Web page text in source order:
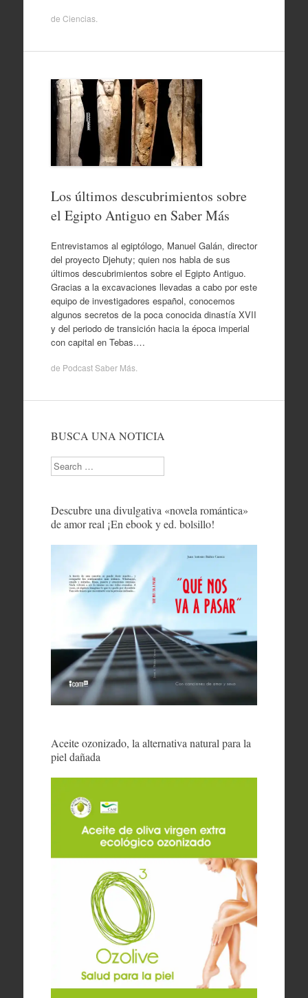
de Ciencias.
Los últimos descubrimientos sobre
el Egipto Antiguo en Saber Más
Entrevistamos al egiptólogo, Manuel Galán, director
del proyecto Djehuty; quien nos habla de sus
últimos descubrimientos sobre el Egipto Antiguo.
Gracias a la excavaciones llevadas a cabo por este
equipo de investigadores español, conocemos
algunos secretos de la poca conocida dinastía XVII
y del periodo de transición hacia la época imperial
con capital en Tebas.…
de Podcast Saber Más.
BUSCA UNA NOTICIA
Search
Descubre una divulgativa «novela romántica»
de amor real ¡En ebook y ed. bolsillo!
Aceite ozonizado, la alternativa natural para la
piel dañada